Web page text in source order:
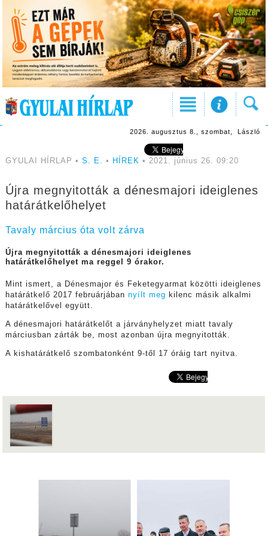
2026. augusztus 8., szombat, László
GYULAI HÍRLAP • S. E. • HÍREK • 2021. június 26. 09:20
Újra megnyitották a dénesmajori ideiglenes
határátkelőhelyet
Tavaly március óta volt zárva
Újra megnyitották a dénesmajori ideiglenes
határátkelőhelyet ma reggel 9 órakor.
Mint ismert, a Dénesmajor és Feketegyarmat közötti ideiglenes
határátkelő 2017 februárjában nyílt meg kilenc másik alkalmi
határátkelővel együtt.
A dénesmajori határátkelőt a járványhelyzet miatt tavaly
márciusban zárták be, most azonban újra megnyitották.
A kishatárátkelő szombatonként 9-től 17 óráig tart nyitva.